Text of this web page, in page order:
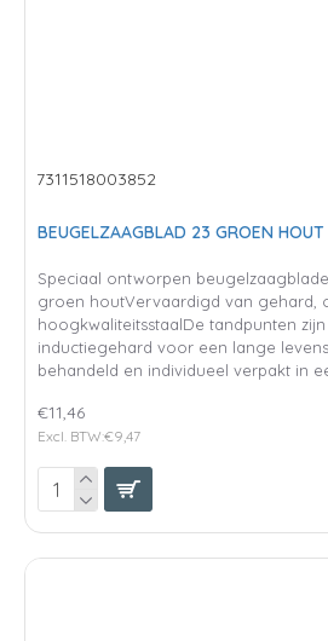
7311518003852
BEUGELZAAGBLAD 23 GROEN
Speciaal ontworpen
groen houtVervaardigd van gehard,
hoogkwaliteitsstaalDe tandpunten
inductiegehard voor een lange
behandeld en individueel verpakt in
€11,46
Excl. BTW:€9,47